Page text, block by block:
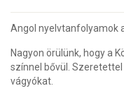
Angol nyelvtanfolyamok
Nagyon örülünk, hogy a
színnel bővül.
vágyókat.